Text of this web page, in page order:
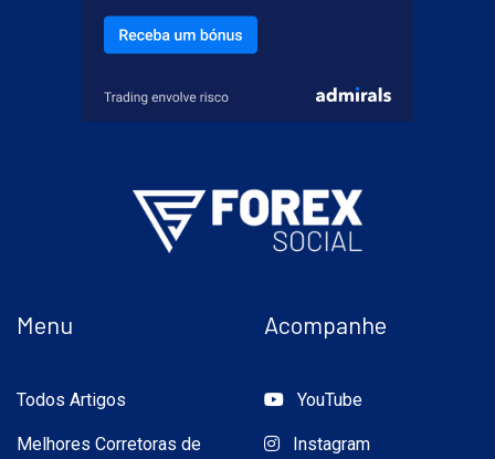
Menu
Todos Artigos
Melhores Corretoras de
Acompanhe
YouTube
Instagram